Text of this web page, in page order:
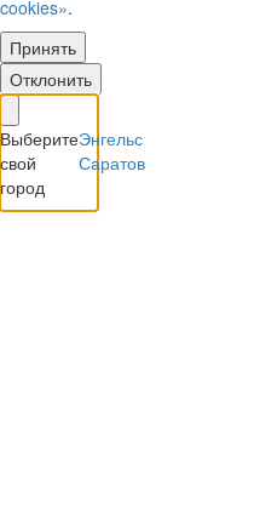
cookies».
Принять
Отклонить
Выберите
свой
город
Энгельс
Саратов